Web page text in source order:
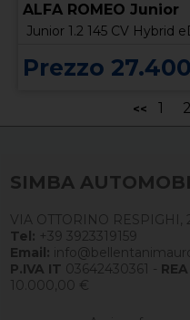
ALFA ROMEO Junior
Junior 1.2 145 CV Hybrid
Prezzo
<< 1 2
SIMBA
VIA OTTORINO RESPIGHI,
Tel: +39 3923319159
Email:
P.IVA IT 03642430361 - REA
10.000,00 €